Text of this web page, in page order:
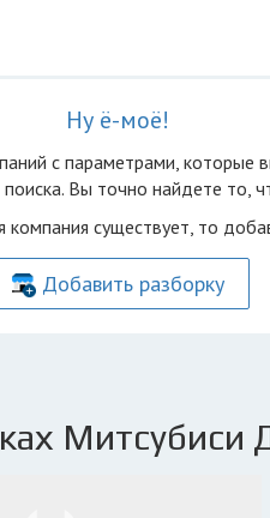
Ну ё-моё!
с параметрами, которые
Вы точно найдете то,
существует, то
Добавить разборку
Митсубиси